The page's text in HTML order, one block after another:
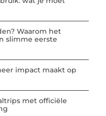
Waarom het
slimme eerste
impact maakt op
met officiële